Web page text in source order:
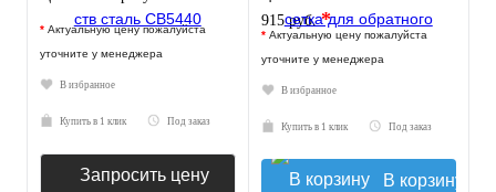
* Актуальную цену пожалуйста
уточните у менеджера
В избранное
Купить в 1 клик Под заказ
Запросить цену
915 руб.*
* Актуальную цену пожалуйста
уточните у менеджера
В избранное
Купить в 1 клик Под заказ
В корзину